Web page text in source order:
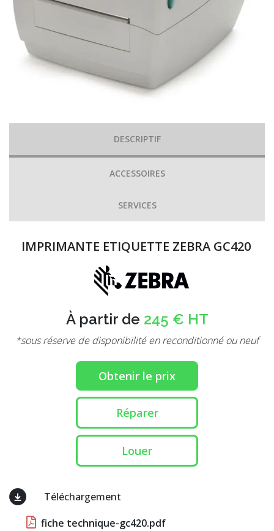
DESCRIPTIF
ACCESSOIRES
SERVICES
IMPRIMANTE ETIQUETTE ZEBRA GC420
À partir de 245 € HT
*sous réserve de disponibilité en reconditionné ou neuf
Obtenir le prix
Réparer
Louer
Téléchargement
fiche technique-gc420.pdf